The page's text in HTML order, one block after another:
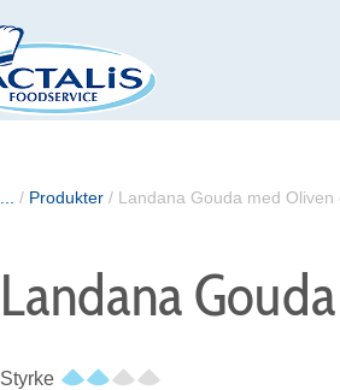
/ Produkter / Landana Gouda med Oliven
Landana
Styrke